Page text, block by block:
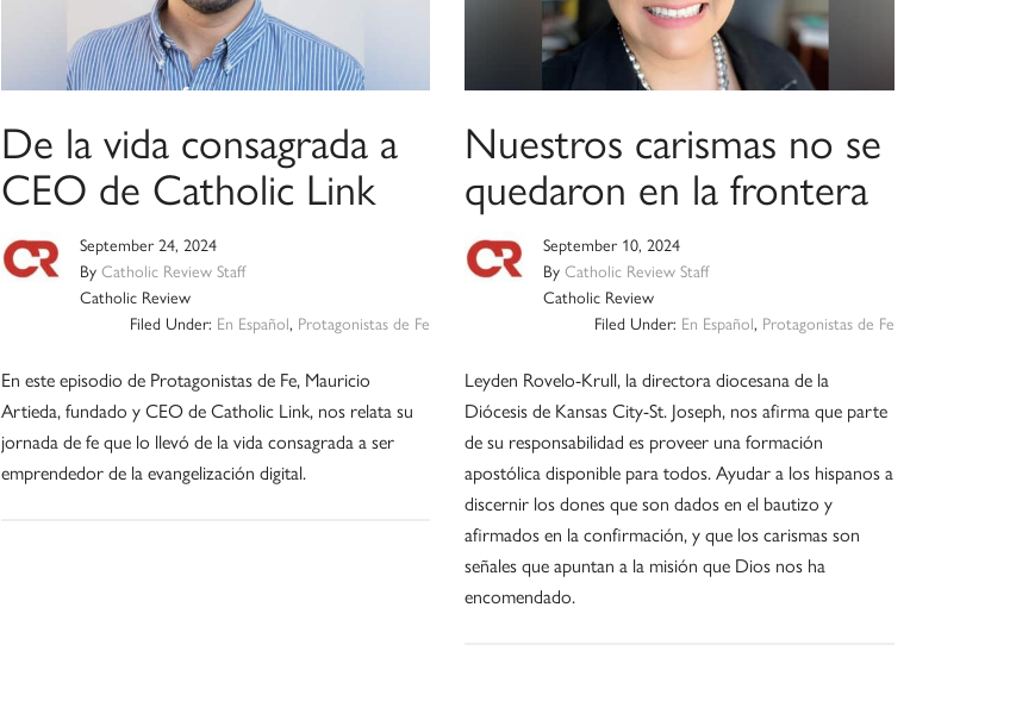
De la vida consagrada a
CEO de Catholic Link
September 24, 2024
By Catholic Review Staff
Catholic Review
Filed Under: En Español, Protagonistas de Fe
En este episodio de Protagonistas de Fe, Mauricio
Artieda, fundado y CEO de Catholic Link, nos relata su
jornada de fe que lo llevó de la vida consagrada a ser
emprendedor de la evangelización digital.
Nuestros carismas no se
quedaron en la frontera
September 10, 2024
ByCatholic Review Staff
Catholic Review
Filed Under: En Español, Protagonistas de Fe
Leyden Rovelo-Krull, la directora diocesana de la
Diócesis de Kansas City-St. Joseph, nos afirma que parte
de su responsabilidad es proveer una formación
apostólica disponible para todos. Ayudar a los hispanos a
discernir los dones que son dados en el bautizo y
afirmados en la confirmación, y que los carismas son
señales que apuntan a la misión que Dios nos ha
encomendado.